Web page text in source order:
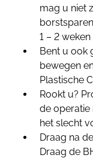
mag u niet
1 – 2
Bent u ook
bewegen
Plastische
Rookt u?
de operatie
het slecht
Draag na
Draag de